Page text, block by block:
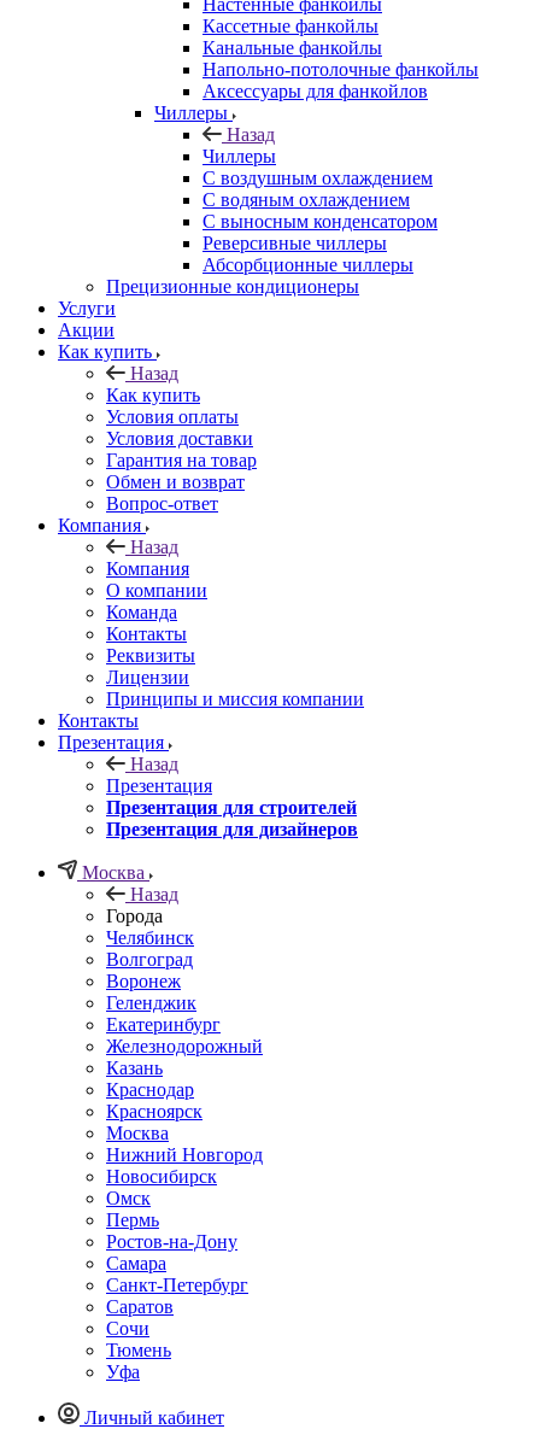
Настенные фанкойлы
Кассетные фанкойлы
Канальные фанкойлы
Напольно-потолочные фанкойлы
Аксессуары для фанкойлов
Чиллеры
Назад
Чиллеры
С воздушным охлаждением
С водяным охлаждением
С выносным конденсатором
Реверсивные чиллеры
Абсорбционные чиллеры
Прецизионные кондиционеры
Услуги
Акции
Как купить
Назад
Как купить
Условия оплаты
Условия доставки
Гарантия на товар
Обмен и возврат
Вопрос-ответ
Компания
Назад
Компания
О компании
Команда
Контакты
Реквизиты
Лицензии
Принципы и миссия компании
Контакты
Презентация
Назад
Презентация
Презентация для строителей
Презентация для дизайнеров
Москва
Назад
Города
Челябинск
Волгоград
Воронеж
Геленджик
Екатеринбург
Железнодорожный
Казань
Краснодар
Красноярск
Москва
Нижний Новгород
Новосибирск
Омск
Пермь
Ростов-на-Дону
Самара
Санкт-Петербург
Саратов
Сочи
Тюмень
Уфа
Личный кабинет